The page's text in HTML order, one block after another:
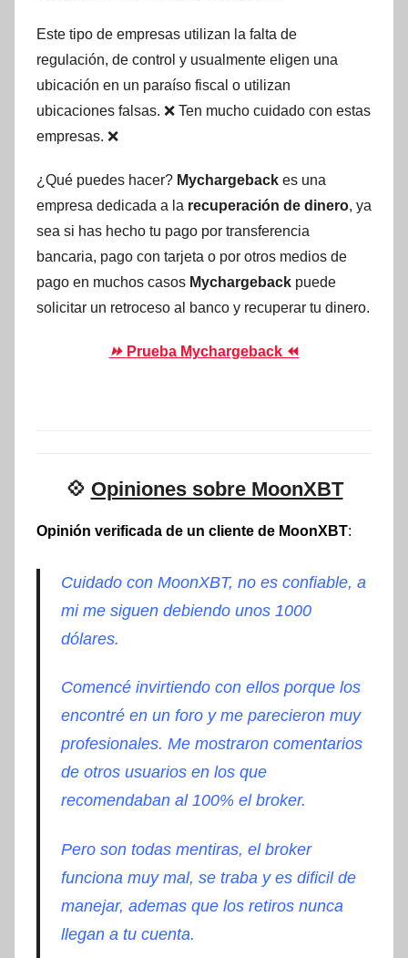
Este tipo de empresas utilizan la falta de
regulación, de control y usualmente eligen una
ubicación en un paraíso fiscal o utilizan
ubicaciones falsas. ❌ Ten mucho cuidado con estas
empresas. ❌
¿Qué puedes hacer? Mychargeback es una
empresa dedicada a la recuperación de dinero, ya
sea si has hecho tu pago por transferencia
bancaria, pago con tarjeta o por otros medios de
pago en muchos casos Mychargeback puede
solicitar un retroceso al banco y recuperar tu dinero.
⏩ Prueba Mychargeback ⏪
💠 Opiniones sobre MoonXBT
Opinión verificada de un cliente de MoonXBT:
Cuidado con MoonXBT, no es confiable, a
mi me siguen debiendo unos 1000
dólares.
Comencé invirtiendo con ellos porque los
encontré en un foro y me parecieron muy
profesionales. Me mostraron comentarios
de otros usuarios en los que
recomendaban al 100% el broker.
Pero son todas mentiras, el broker
funciona muy mal, se traba y es dificil de
manejar, ademas que los retiros nunca
llegan a tu cuenta.